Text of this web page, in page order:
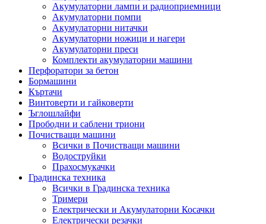
Акумулаторни лампи и радиоприемници
Акумулаторни помпи
Акумулаторни нитачки
Акумулаторни ножици и нагери
Акумулаторни преси
Комплекти акумулаторни машини
Перфоратори за бетон
Бормашини
Къртачи
Винтоверти и гайковерти
Ъглошлайфи
Прободни и саблени триони
Почистващи машини
Всички в Почистващи машини
Водоструйки
Прахосмукачки
Градинска техника
Всички в Градинска техника
Тримери
Електрически и Акумулаторни Косачки
Електрически резачки